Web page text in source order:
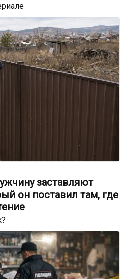
заставляют
он поставил там, где